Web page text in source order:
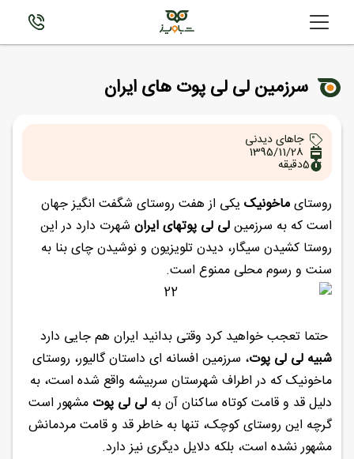
سرزمین لی لی پوت های ایران
جاهای دیدنی
1395/11/28
5دقیقه
روستایماخونیک یکی از هفت روستای شگفت انگیز جهان
است که به سرزمینلی لی پوتهای ایران شهرت دارد در این
روستا کشیدن سیگار، دیدن تلویزیون و نوشیدن چای بنا به
سنت و رسوم محلی ممنوع است.
حتما تعجب خواهید کرد وقتی بدانید ایران هم جایی دارد
شبیه لی لی پوت، سرزمین افسانه ای داستان گالیور، روستای
ماخونیک که در اطراف شهرستان سربیشه واقع شده است، به
دلیل قد و قامت کوتاه ساکنان آن به لی لی پوت مشهور است
گرچه این روستای کوچک، تنها به خاطر قد و قامت مردمانش
مشهور نشده است، بلکه دلایل دیگری نیز دارد.